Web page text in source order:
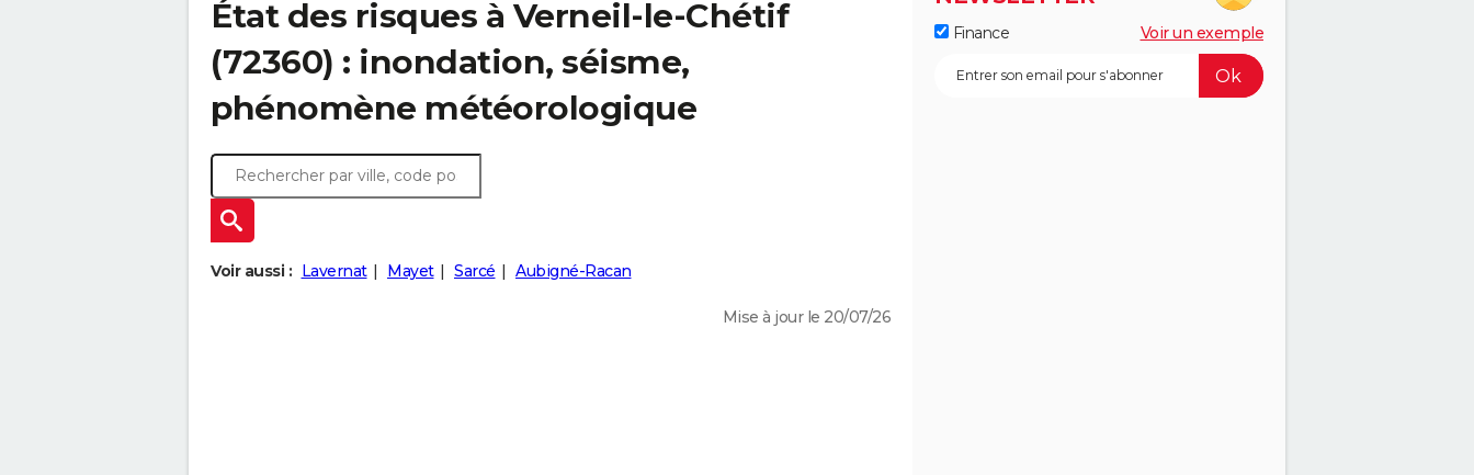
État des risques à Verneil-le-Chétif
(72360) : inondation, séisme,
phénomène météorologique
Voir aussi : Lavernat Mayet Sarcé Aubigné-Racan
Mise à jour le 20/07/26
Finance Voir un exemple